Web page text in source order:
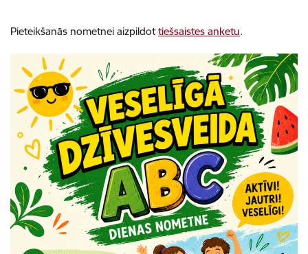
Pieteikšanās nometnei aizpildottiešsaistes anketu.